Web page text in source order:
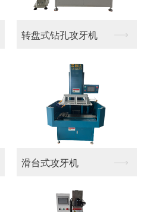
转盘式钻孔攻牙机
滑台式攻牙机